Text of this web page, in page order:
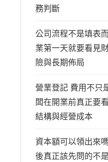
務判斷
公司流程不是填表
業第一天就要看見
險與長期佈局
營業登記 費用不只
闆在開業前真正要
結構與經營成本
資本額可以領出來
後真正該先問的不